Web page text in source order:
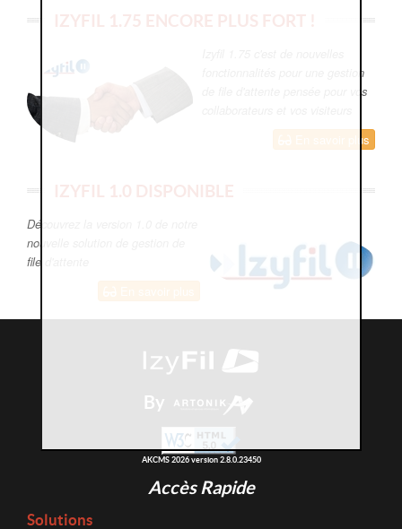
IZYFIL 1.75 ENCORE PLUS FORT !
fonctionnalités pour une gestion
de file d'attente pensée pour vos
En savoir plus
IZYFIL 1.0 DISPONIBLE
Découvrez la version 1.0 de notre
nouvelle solution de gestion de
file d'attente
By
AKCMS 2026 version 2.8.0.23450
Accès Rapide
Solutions